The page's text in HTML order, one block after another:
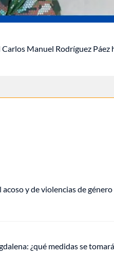
Manuel Rodríguez Páez
y de violencias de género
¿qué medidas se